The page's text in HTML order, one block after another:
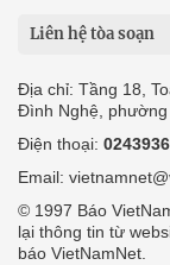
Liên hệ tòa soạn
Địa chỉ: Tầng 18,
Đình Nghệ, phường
Điện thoại:
Email:
© 1997 Báo
lại thông tin từ
báo VietNamNet.